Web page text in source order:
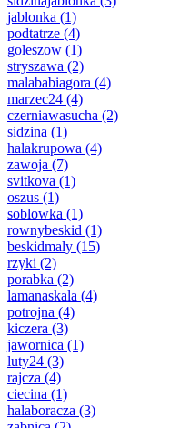
jablonka (1)
podtatrze (4)
goleszow (1)
stryszawa (2)
malababiagora (4)
marzec24 (4)
czerniawasucha (2)
sidzina (1)
halakrupowa (4)
zawoja (7)
svitkova (1)
oszus (1)
soblowka (1)
rownybeskid (1)
beskidmaly (15)
rzyki (2)
porabka (2)
lamanaskala (4)
potrojna (4)
kiczera (3)
jawornica (1)
luty24 (3)
rajcza (4)
ciecina (1)
halaboracza (3)